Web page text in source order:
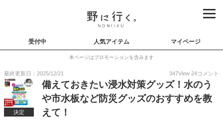
受付中 人気アイテム マイページ
本ページはプロモーションを含みます
最終更新日：2025/12/21 347View 24コメント
決定
備えておきたい浸水対策グッズ！水のう
や市水板など防災グッズのおすすめを教
えて！